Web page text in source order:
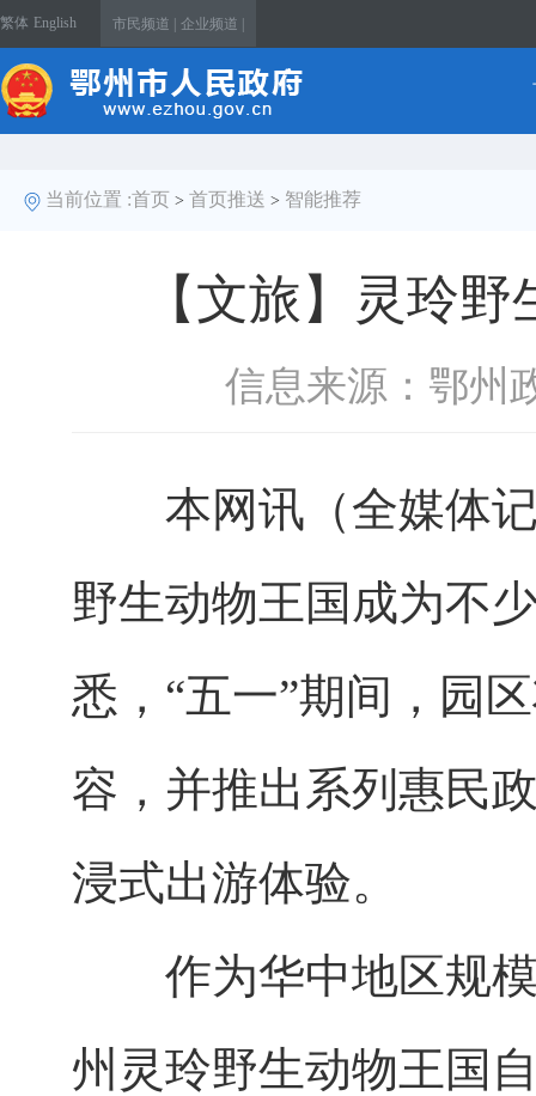
繁体 English 市民频道 | 企业频道 |
当前位置 :首页 > 首页推送 > 智能推荐
【文旅】灵玲
信息来源：鄂州
本网讯（全媒体记
野生动物王国成为不
悉，“五一”期间，园
容，并推出系列惠民
浸式出游体验。
作为华中地区规模
州灵玲野生动物王国